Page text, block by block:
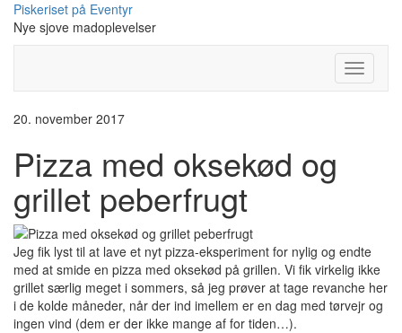
Skip
content
Piskeriset på Eventyr
Nye sjove madoplevelser
Toggle
20. november 2017
Pizza med oksekød og
grillet peberfrugt
Jeg fik lyst til at lave et nyt pizza-eksperiment for nylig og endte
med at smide en pizza med oksekød på grillen. Vi fik virkelig ikke
grillet særlig meget i sommers, så jeg prøver at tage revanche her
i de kolde måneder, når der ind imellem er en dag med tørvejr og
ingen vind (dem er der ikke mange af for tiden…).